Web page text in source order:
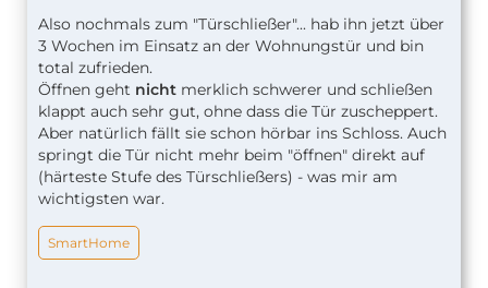
Also nochmals zum "Türschließer"... hab ihn jetzt über
3 Wochen im Einsatz an der Wohnungstür und bin
total zufrieden.
Öffnen geht nicht merklich schwerer und schließen
klappt auch sehr gut, ohne dass die Tür zuscheppert.
Aber natürlich fällt sie schon hörbar ins Schloss. Auch
springt die Tür nicht mehr beim "öffnen" direkt auf
(härteste Stufe des Türschließers) - was mir am
wichtigsten war.
SmartHome